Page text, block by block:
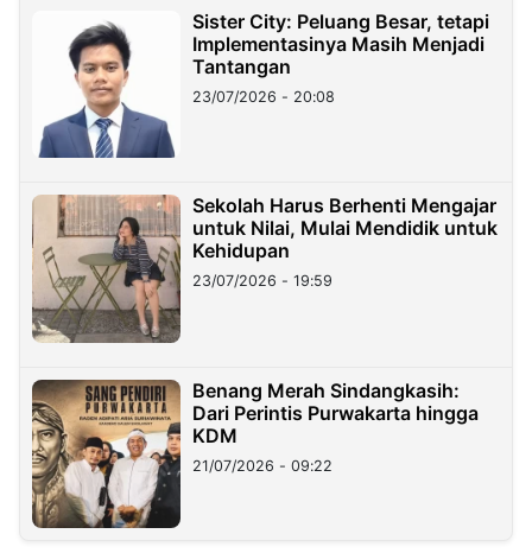
Sister City: Peluang Besar, tetapi
Implementasinya Masih Menjadi
Tantangan
23/07/2026 - 20:08
Sekolah Harus Berhenti Mengajar
untuk Nilai, Mulai Mendidik untuk
Kehidupan
23/07/2026 - 19:59
Benang Merah Sindangkasih:
Dari Perintis Purwakarta hingga
KDM
21/07/2026 - 09:22